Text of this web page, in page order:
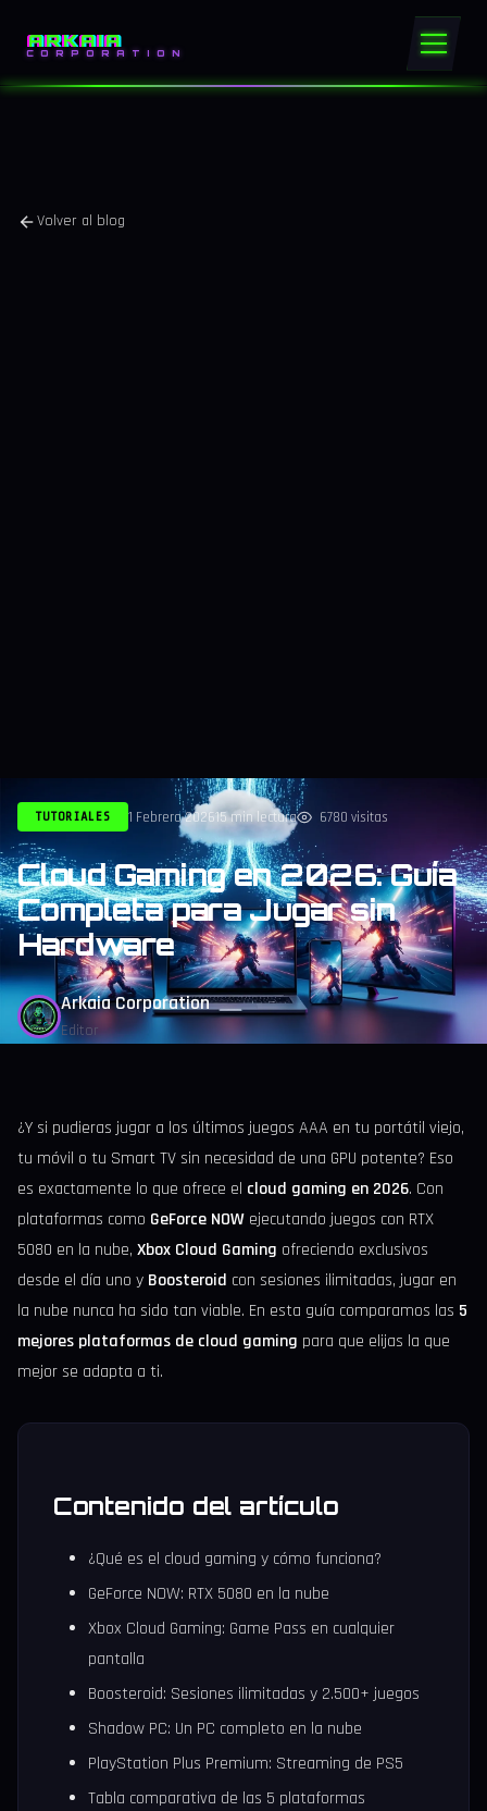
ARKAIA
CORPORATION
Volver al blog
TUTORIALES 1 Febrero 202615 min lectura 6780 visitas
Cloud Gaming en 2026: Guía
Completa para Jugar sin
Hardware
Arkaia Corporation
Editor
¿Y si pudieras jugar a los últimos juegos AAA en tu portátil viejo,
tu móvil o tu Smart TV sin necesidad de una GPU potente? Eso
es exactamente lo que ofrece el cloud gaming en 2026. Con
plataformas como GeForce NOW ejecutando juegos con RTX
5080 en la nube, Xbox Cloud Gaming ofreciendo exclusivos
desde el día uno y Boosteroid con sesiones ilimitadas, jugar en
la nube nunca ha sido tan viable. En esta guía comparamos las 5
mejores plataformas de cloud gaming para que elijas la que
mejor se adapta a ti.
Contenido del artículo
¿Qué es el cloud gaming y cómo funciona?
GeForce NOW: RTX 5080 en la nube
Xbox Cloud Gaming: Game Pass en cualquier
pantalla
Boosteroid: Sesiones ilimitadas y 2.500+ juegos
Shadow PC: Un PC completo en la nube
PlayStation Plus Premium: Streaming de PS5
Tabla comparativa de las 5 plataformas